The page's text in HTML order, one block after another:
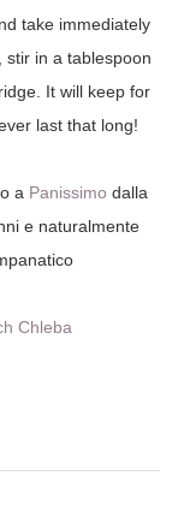
take immediately
stir in a tablespoon
It will keep for
last that long!
a Panissimo dalla
e naturalmente
Chleba